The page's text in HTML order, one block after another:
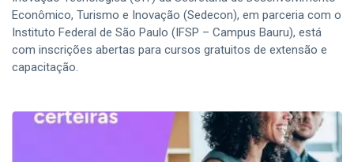
Econômico, Turismo e Inovação (Sedecon), em parceria com o
Instituto Federal de São Paulo (IFSP – Campus Bauru), está
com inscrições abertas para cursos gratuitos de extensão e
capacitação.